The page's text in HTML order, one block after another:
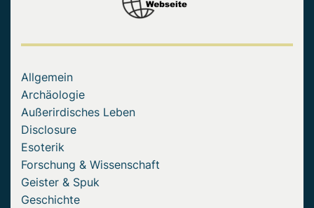
Allgemein
Archäologie
Außerirdisches Leben
Disclosure
Esoterik
Forschung & Wissenschaft
Geister & Spuk
Geschichte